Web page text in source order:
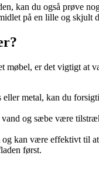
kan du også prøve
på en lille og skjult
er det vigtigt
metal, kan du
og sæbe være
kan være effektivt til
først.